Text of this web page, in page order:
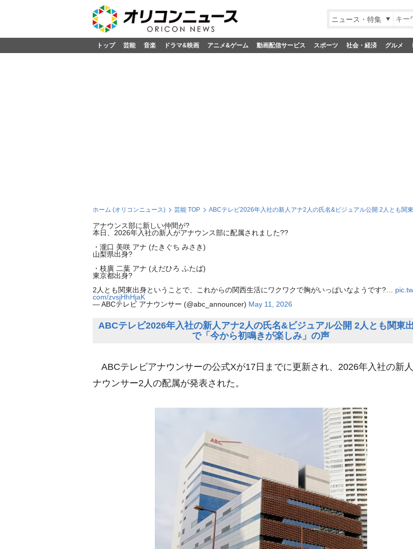
ニュース・特集
トップ 芸能 音楽 ドラマ&映画 アニメ&ゲーム 動画配信サービス スポーツ 社会・経済 グルメ
ホーム (オリコンニュース) 芸能 TOP ABCテレビ2026年入社の新人アナ2人の氏名&ビジュアル公開 2人とも関
アナウンス部に新しい仲間が?
本日、2026年入社の新人がアナウンス部に配属されました??
・瀧口 美咲 アナ (たきぐち みさき)
山梨県出身?
・枝廣 二葉 アナ (えだひろ ふたば)
東京都出身?
2人とも関東出身ということで、これからの関西生活にワクワクで胸がいっぱいなようです?…
com/zvsjHhHjaK
— ABCテレビ アナウンサー (@abc_announcer) May 11, 2026
ABCテレビ2026年入社の新人アナ2人の氏名&ビジュアル公開 2人とも関東
で「今から初鳴きが楽しみ」の声
ABCテレビアナウンサーの公式Xが17日までに更新され、2026年入社の新
ナウンサー2人の配属が発表された。